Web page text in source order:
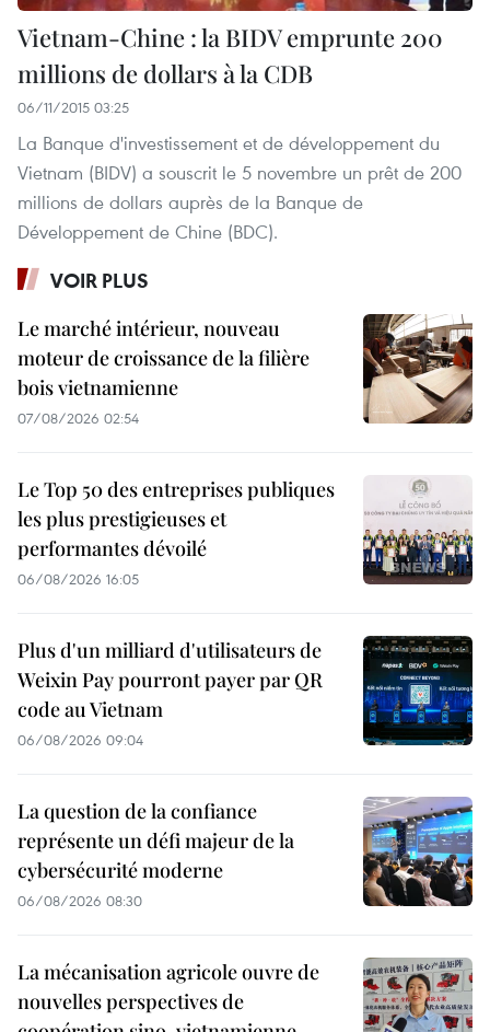
Vietnam-Chine : la BIDV emprunte 200
millions de dollars à la CDB
06/11/2015 03:25
La Banque d'investissement et de développement du
Vietnam (BIDV) a souscrit le 5 novembre un prêt de 200
millions de dollars auprès de la Banque de
Développement de Chine (BDC).
VOIR PLUS
Le marché intérieur, nouveau
moteur de croissance de la filière
bois vietnamienne
07/08/2026 02:54
Le Top 50 des entreprises publiques
les plus prestigieuses et
performantes dévoilé
06/08/2026 16:05
Plus d'un milliard d'utilisateurs de
Weixin Pay pourront payer par QR
code au Vietnam
06/08/2026 09:04
La question de la confiance
représente un défi majeur de la
cybersécurité moderne
06/08/2026 08:30
La mécanisation agricole ouvre de
nouvelles perspectives de